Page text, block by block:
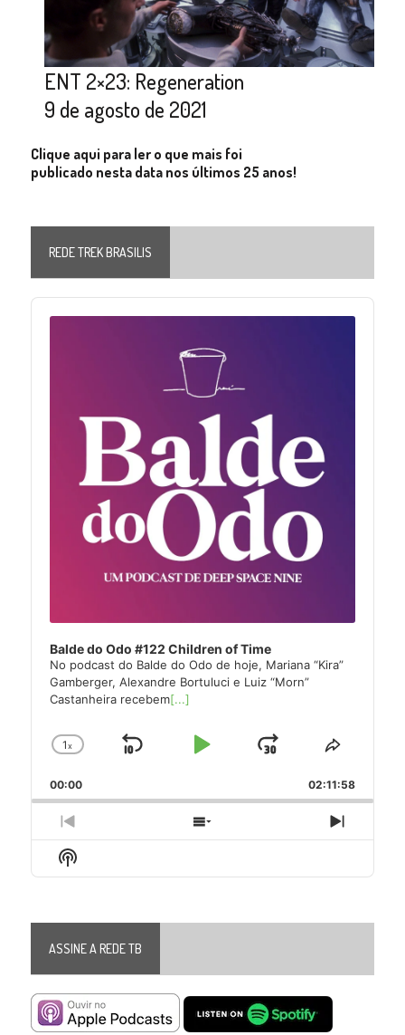
ENT 2×23: Regeneration
9 de agosto de 2021
Clique aqui para ler o que mais foi
publicado nesta data nos últimos 25 anos!
REDE TREK BRASILIS
Audio
Player
Balde do Odo #122 Children of Time
No podcast do Balde do Odo de hoje, Mariana “Kira”
Gamberger, Alexandre Bortuluci e Luiz “Morn”
Castanheira recebem[...]
Change
Rate
1x
Skip
Play
Jump
Forward
Share
Episode
00:00 02:11:58
Previous
Episode
Show
Episodes
Next
Episode
Show
Podcast
ASSINE A REDE TB